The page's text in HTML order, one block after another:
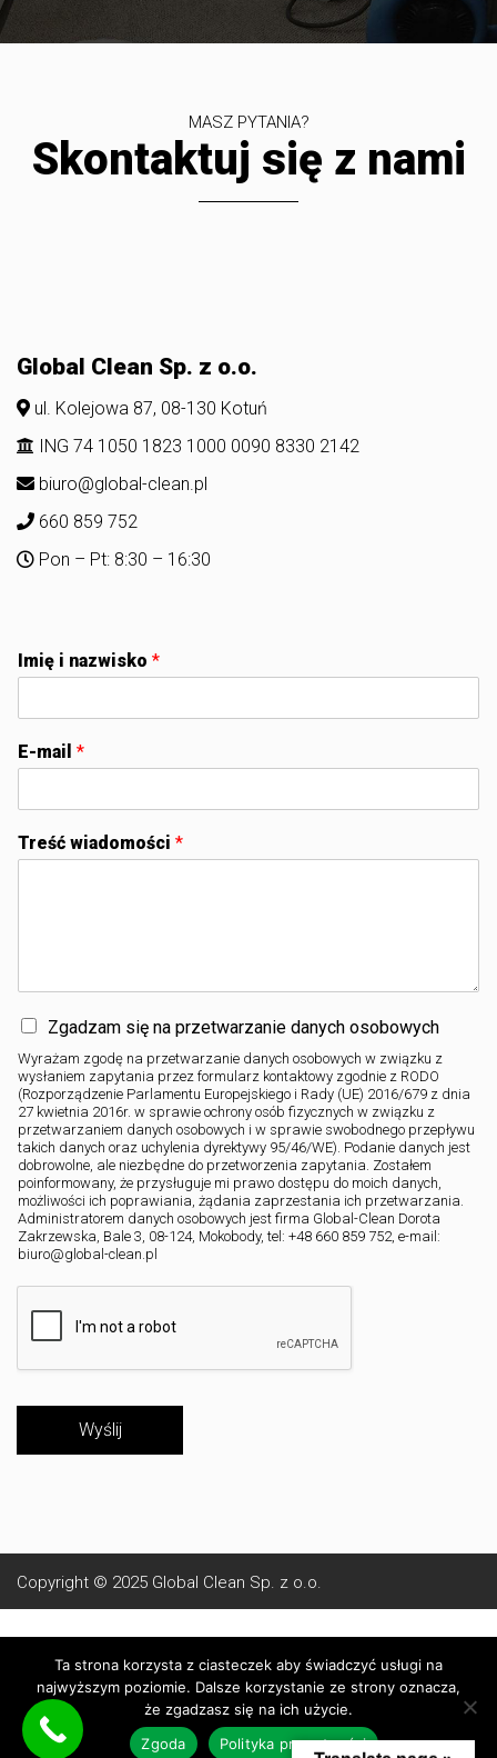
MASZ PYTANIA?
Skontaktuj się z nami
Global Clean Sp. z o.o.
ul. Kolejowa 87, 08-130 Kotuń
ING 74 1050 1823 1000 0090 8330 2142
biuro@global-clean.pl
660 859 752
Pon – Pt: 8:30 – 16:30
Imię i nazwisko *
E-mail *
Treść wiadomości *
Zgadzam się na przetwarzanie danych osobowych
Wyrażam zgodę na przetwarzanie danych osobowych w związku z
wysłaniem zapytania przez formularz kontaktowy zgodnie z RODO
(Rozporządzenie Parlamentu Europejskiego i Rady (UE) 2016/679 z dnia
27 kwietnia 2016r. w sprawie ochrony osób fizycznych w związku z
przetwarzaniem danych osobowych i w sprawie swobodnego przepływu
takich danych oraz uchylenia dyrektywy 95/46/WE). Podanie danych jest
dobrowolne, ale niezbędne do przetworzenia zapytania. Zostałem
poinformowany, że przysługuje mi prawo dostępu do moich danych,
możliwości ich poprawiania, żądania zaprzestania ich przetwarzania.
Administratorem danych osobowych jest firma Global-Clean Dorota
Zakrzewska, Bale 3, 08-124, Mokobody, tel: +48 660 859 752, e-mail:
biuro@global-clean.pl
Wyślij
Copyright © 2025 Global Clean Sp. z o.o.
Regulamin Strony
Ta strona korzysta z ciasteczek aby świadczyć usługi na
najwyższym poziomie. Dalsze korzystanie ze strony oznacza,
że zgadzasz się na ich użycie.
Zgoda
Polityka prywatności